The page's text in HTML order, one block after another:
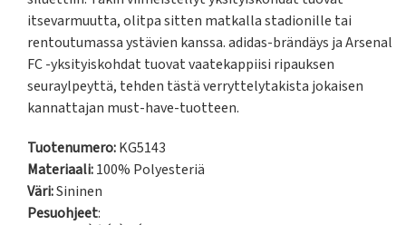
itsevarmuutta, olitpa sitten matkalla stadionille tai
rentoutumassa ystävien kanssa. adidas-brändäys ja Arsenal
FC -yksityiskohdat tuovat vaatekappiisi ripauksen
seuraylpeyttä, tehden tästä verryttelytakista jokaisen
kannattajan must-have-tuotteen.
Tuotenumero:KG5143
Materiaali:100% Polyesteriä
Väri:Sininen
Pesuohjeet: